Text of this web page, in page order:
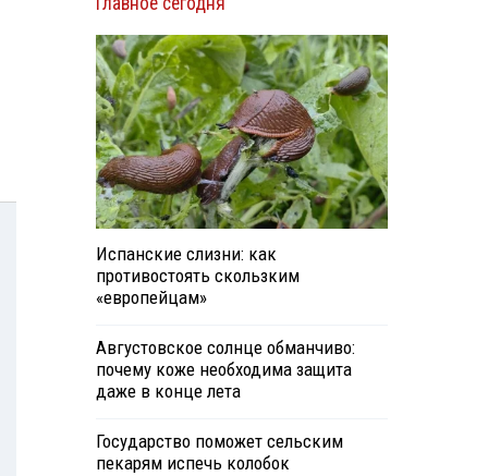
Испанские слизни: как
противостоять скользким
«европейцам»
Августовское солнце обманчиво:
почему коже необходима защита
даже в конце лета
Государство поможет сельским
пекарям испечь колобок